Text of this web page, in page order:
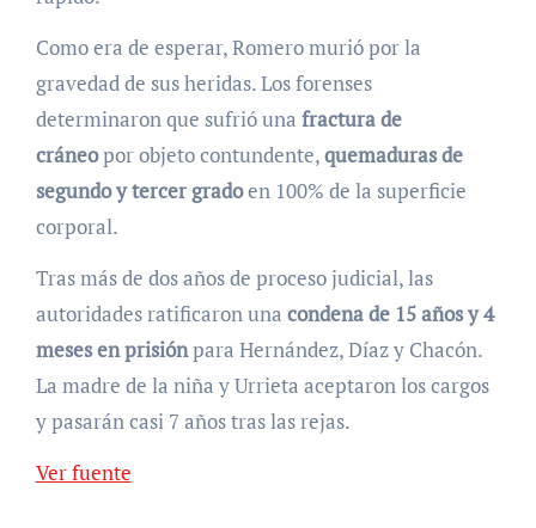
Como era de esperar, Romero murió por la
gravedad de sus heridas. Los forenses
determinaron que sufrió una fractura de
cráneopor objeto contundente,quemaduras de
segundo y tercer gradoen 100% de la superficie
corporal.
Tras más de dos años de proceso judicial, las
autoridades ratificaron una condena de 15 años y 4
meses en prisiónpara Hernández, Díaz y Chacón.
La madre de la niña y Urrieta aceptaron los cargos
y pasarán casi 7 años tras las rejas.
Ver fuente